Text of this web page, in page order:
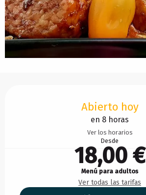
Abierto hoy
en 8 horas
Ver los horarios
Desde
18,00 €
Menú para adultos
Ver todas las tarifas